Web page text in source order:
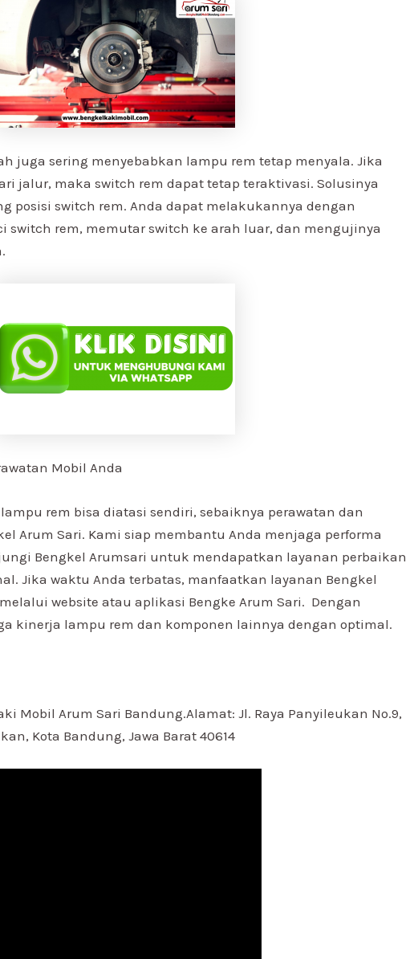
juga sering menyebabkan lampu rem tetap menyala. Jika
jalur, maka switch rem dapat tetap teraktivasi. Solusinya
posisi switch rem. Anda dapat melakukannya dengan
switch rem, memutar switch ke arah luar, dan mengujinya
Mobil Anda
rem bisa diatasi sendiri, sebaiknya perawatan dan
Arum Sari. Kami siap membantu Anda menjaga performa
Bengkel Arumsari untuk mendapatkan layanan perbaikan
Jika waktu Anda terbatas, manfaatkan layanan Bengkel
website atau aplikasi Bengke Arum Sari. Dengan
kinerja lampu rem dan komponen lainnya dengan optimal.
Mobil Arum Sari Bandung.Alamat: Jl. Raya Panyileukan No.9,
Kota Bandung, Jawa Barat 40614